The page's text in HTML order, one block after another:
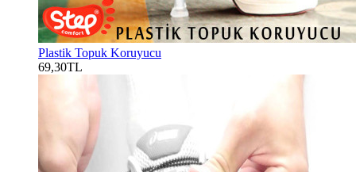
Plastik Topuk Koruyucu
69,30TL